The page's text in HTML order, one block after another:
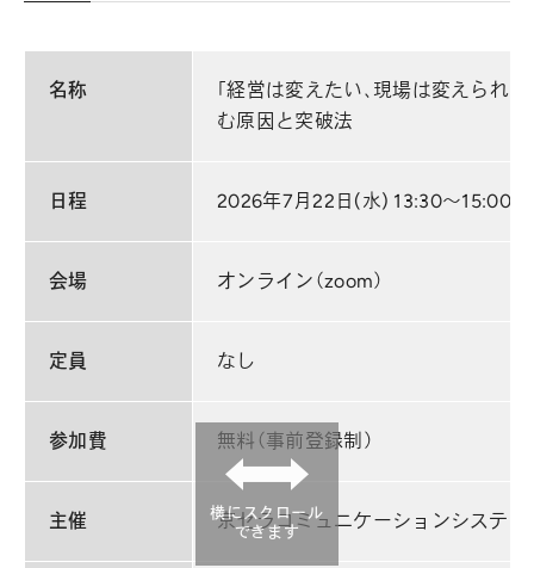
名称
「経営は変えたい、現場は変えられ
む原因と突破法
日程 2026年7月22日(水) 13:30～15:00
会場 オンライン（zoom）
定員 なし
参加費 無料（事前登録制）
主催 京セラコミュニケーションシステム
横にスクロール
できます